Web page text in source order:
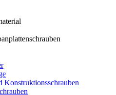
Konstruktionsschrauben